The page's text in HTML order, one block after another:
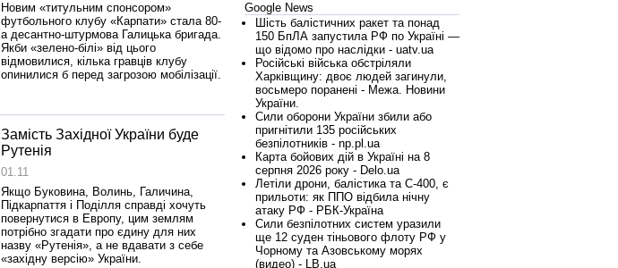
Новим «титульним спонсором»
футбольного клубу «Карпати» стала 80-
а десантно-штурмова Галицька бригада.
Якби «зелено-білі» від цього
відмовилися, кілька гравців клубу
опинилися б перед загрозою мобілізації.
Замість Західної України буде
Рутенія
01.11
Якщо Буковина, Волинь, Галичина,
Підкарпаття і Поділля справді хочуть
повернутися в Европу, цим землям
потрібно згадати про єдину для них
назву «Рутенія», а не вдавати з себе
«західну версію» України.
Google News
Шість балістичних ракет та понад
150 БпЛА запустила РФ по Україні —
що відомо про наслідки - uatv.ua
Російські війська обстріляли
Харківщину: двоє людей загинули,
восьмеро поранені - Межа. Новини
України.
Сили оборони України збили або
пригнітили 135 російських
безпілотників - np.pl.ua
Карта бойових дій в Україні на 8
серпня 2026 року - Delo.ua
Летіли дрони, балістика та С-400, є
прильоти: як ППО відбила нічну
атаку РФ - РБК-Україна
Сили безпілотних систем уразили
ще 12 суден тіньового флоту РФ у
Чорному та Азовському морях
(видео) - LB.ua